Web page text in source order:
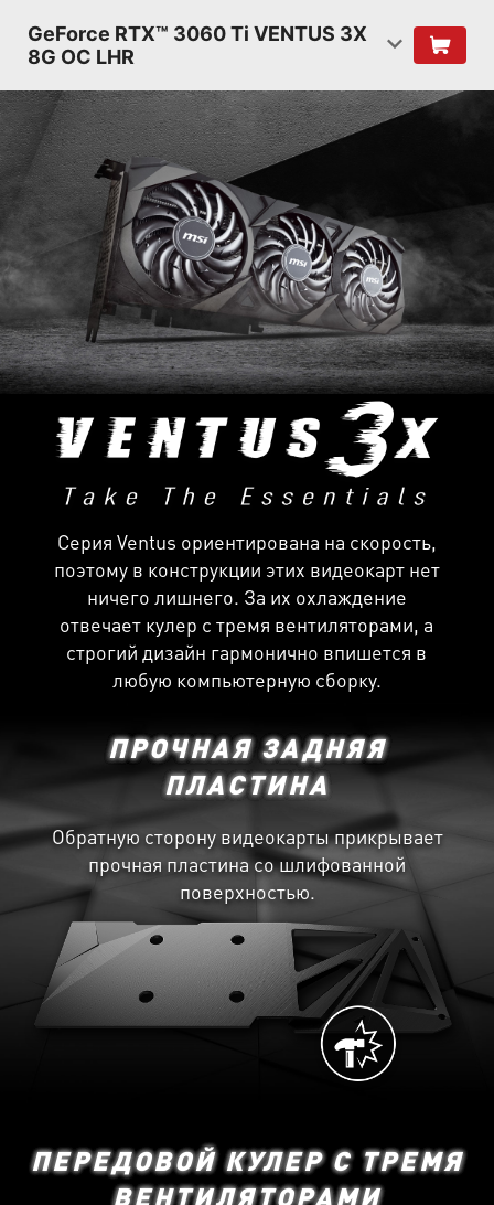
GeForce RTX™ 3060 Ti VENTUS 3X
8G OC LHR
Серия Ventus ориентирована на скорость,
поэтому в конструкции этих видеокарт нет
ничего лишнего. За их охлаждение
отвечает кулер с тремя вентиляторами, а
строгий дизайн гармонично впишется в
любую компьютерную сборку.
ПРОЧНАЯ ЗАДНЯЯ
ПЛАСТИНА
Обратную сторону видеокарты прикрывает
прочная пластина со шлифованной
поверхностью.
ПЕРЕДОВОЙ КУЛЕР С ТРЕМЯ
ВЕНТИЛЯТОРАМИ